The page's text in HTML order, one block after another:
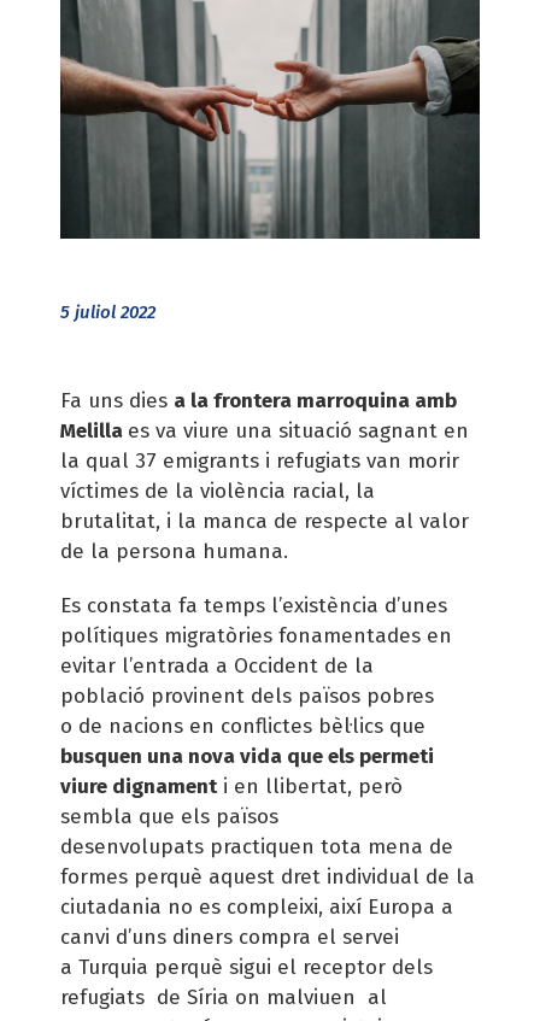
5 juliol 2022
Fa uns dies a la frontera marroquina amb
Melilla es va viure una situació sagnant en
la qual 37 emigrants i refugiats van morir
víctimes de la violència racial, la
brutalitat, i la manca de respecte al valor
de la persona humana.
Es constata fa temps l’existència d’unes
polítiques migratòries fonamentades en
evitar l’entrada a Occident de la
població provinent dels països pobres
o de nacions en conflictes bèl·lics que
busquen una nova vida que els permeti
viure dignamenti en llibertat, però
sembla que els països
desenvolupats practiquen tota mena de
formes perquè aquest dret individual de la
ciutadania no es compleixi, així Europa a
canvi d’uns diners compra el servei
a Turquia perquè sigui el receptor dels
refugiats de Síria on malviuen al